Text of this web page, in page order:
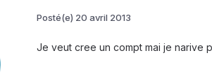
Posté(e) 20 avril 2013
Je veut cree un compt mai je narive